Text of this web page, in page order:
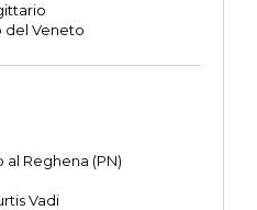
del Veneto
al Reghena (PN)
Vadi